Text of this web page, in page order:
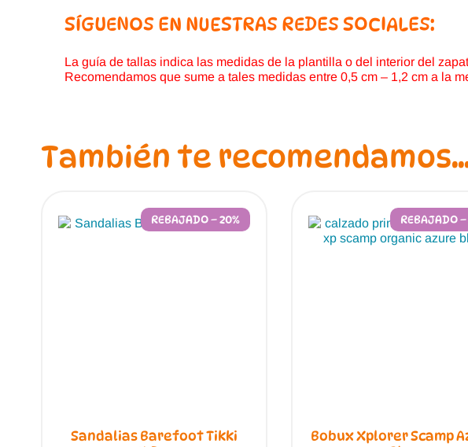
SÍGUENOS EN NUESTRAS REDES SOCIALES:
La guía de tallas indica las medidas de la plantilla o del interior del
Recomendamos que sume a tales medidas entre 0,5 cm – 1,2 cm a la
También te
REBAJADO – 20%
Sandalias Barefoot Tikki
REBAJADO
Bobux Xplorer Scamp